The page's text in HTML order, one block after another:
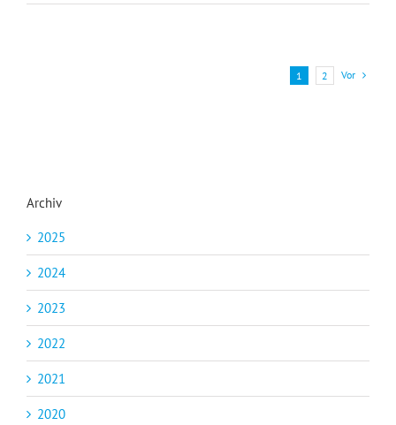
1 2 Vor
Archiv
2025
2024
2023
2022
2021
2020